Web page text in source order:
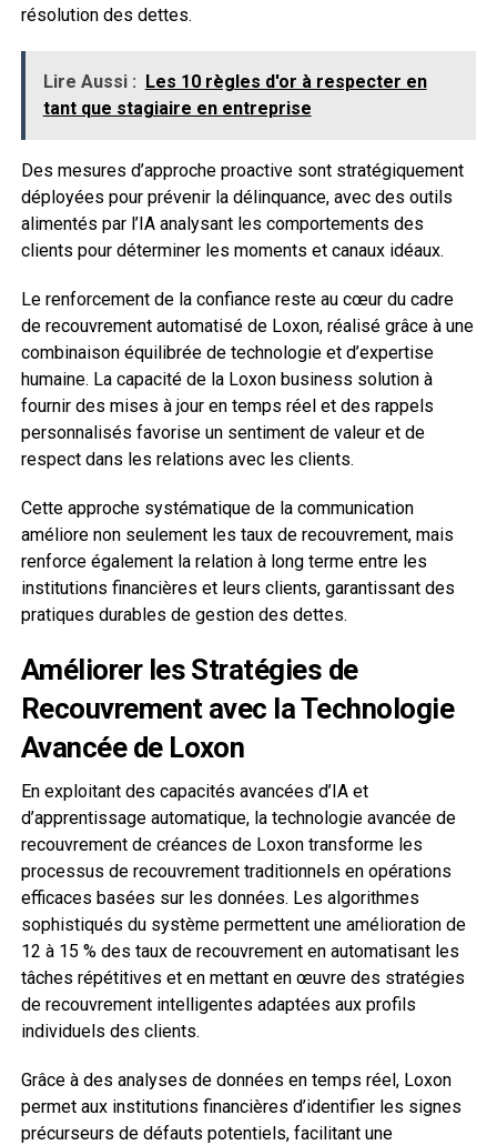
résolution des dettes.
Lire Aussi : Les 10 règles d'or à respecter en
tant que stagiaire en entreprise
Des mesures d’approche proactive sont stratégiquement
déployées pour prévenir la délinquance, avec des outils
alimentés par l’IA analysant les comportements des
clients pour déterminer les moments et canaux idéaux.
Le renforcement de la confiance reste au cœur du cadre
de recouvrement automatisé de Loxon, réalisé grâce à une
combinaison équilibrée de technologie et d’expertise
humaine. La capacité de la Loxon business solution à
fournir des mises à jour en temps réel et des rappels
personnalisés favorise un sentiment de valeur et de
respect dans les relations avec les clients.
Cette approche systématique de la communication
améliore non seulement les taux de recouvrement, mais
renforce également la relation à long terme entre les
institutions financières et leurs clients, garantissant des
pratiques durables de gestion des dettes.
Améliorer les Stratégies de
Recouvrement avec la Technologie
Avancée de Loxon
En exploitant des capacités avancées d’IA et
d’apprentissage automatique, la technologie avancée de
recouvrement de créances de Loxon transforme les
processus de recouvrement traditionnels en opérations
efficaces basées sur les données. Les algorithmes
sophistiqués du système permettent une amélioration de
12 à 15 % des taux de recouvrement en automatisant les
tâches répétitives et en mettant en œuvre des stratégies
de recouvrement intelligentes adaptées aux profils
individuels des clients.
Grâce à des analyses de données en temps réel, Loxon
permet aux institutions financières d’identifier les signes
précurseurs de défauts potentiels, facilitant une